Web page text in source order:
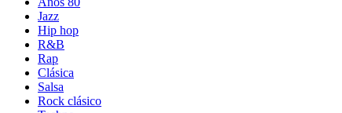
Jazz
Hip hop
R&B
Rap
Clásica
Salsa
Rock clásico